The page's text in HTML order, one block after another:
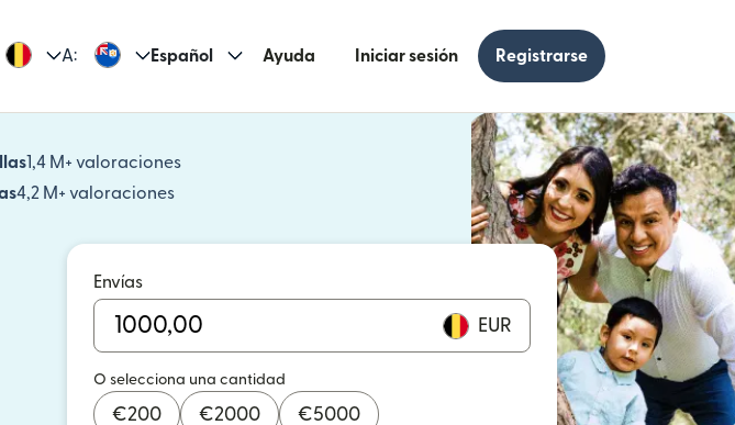
A: Español Ayuda Iniciar sesión Registrarse
1,4 M+ valoraciones
(se abre en una ventana nueva)
4,2 M+ valoraciones
(se abre en una ventana nueva)
Envías
EUR
O selecciona una cantidad
€200 €2000 €5000